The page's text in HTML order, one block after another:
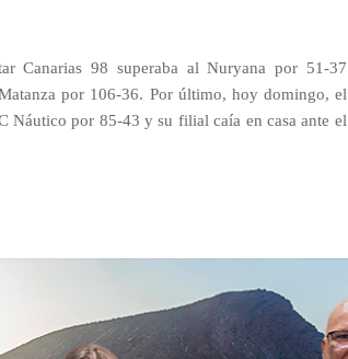
Canarias 98 superaba al Nuryana por 51-37
por 106-36. Por último, hoy domingo, el
Náutico por 85-43 y su filial caía en casa ante el